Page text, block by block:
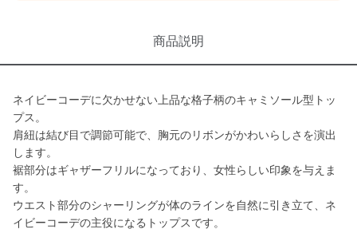
商品説明
ネイビーコーデに欠かせない上品な格子柄のキャミソール型トッ
プス。
肩紐は結び目で調節可能で、胸元のリボンがかわいらしさを演出
します。
裾部分はギャザーフリルになっており、女性らしい印象を与えま
す。
ウエスト部分のシャーリングが体のラインを自然に引き立て、ネ
イビーコーデの主役になるトップスです。